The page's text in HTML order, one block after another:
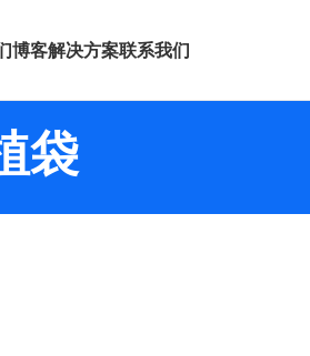
博客解决方案联系我们
袋